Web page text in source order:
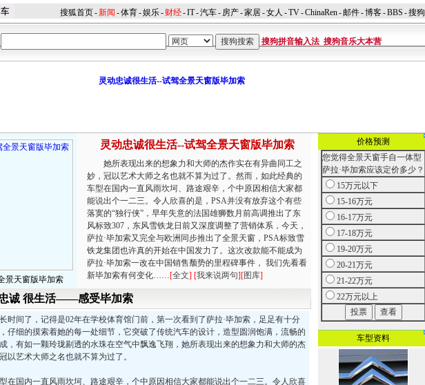
搜狐首页-新闻 -体育-娱乐- 财经-IT-汽车- 房产-家居-女人 -TV-ChinaRen-邮件-博客-BBS -搜狗
搜狗拼音输入法 搜狗音乐大本营
景天窗版毕加索
灵动忠诚很生活--试驾全景天窗版毕加索
她所表现出来的想象力和大师的杰作实在有异曲同工之
妙，冠以艺术大师之名也就不算为过了。然而，如此经典的
车型在国内一直风雨坎坷、路途艰辛，个中原因相信大家都
能说出个一二三。令人欣喜的是，PSA并没有放弃这个有些
落寞的“独行侠”，早年失意的法国雄狮数月前高调推出了东
风标致307，东风雪铁龙日前又深度调整了营销体系，今天，
萨拉·毕加索又完全与欧洲同步推出了全景天窗，PSA标致雪
铁龙集团也许真的开始在中国发力了。这次改款能不能成为
萨拉·毕加索一改在中国销售颓势的里程碑事件， 我们先看看
新毕加索有何变化……[全文] [我来说两句][图库]
诚 很生活——感受毕加索
间了，记得是02年在学校体育馆门前，第一次看到了萨拉·毕加索，足足有十分
仔细的摸索着她的每一处细节，它突破了传统汽车的设计，造型圆润饱满，流畅的
，有如一颗玲珑剔透的水珠在空气中飘逸飞翔，她所表现出来的想象力和大师的杰
以艺术大师之名也就不算为过了。
国内一直风雨坎坷、路途艰辛，个中原因相信大家都能说出个一二三。令人欣喜
价格预测
您觉得全景天窗手自一体型
萨拉·毕加索应该定价多少？
15万元以下
15-16万元
16-17万元
17-18万元
19-20万元
20-21万元
21-22万元
22万元以上
车型资料